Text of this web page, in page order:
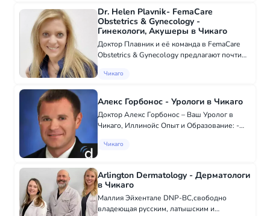
истинная...
Dr. Helen Plavnik- FemaCare
Obstetrics & Gynecology -
Гинекологи, Акушеры в Чикаго
Доктор Плавник и её команда в FemaCare
Obstetrics & Gynecology предлагают почти
первоклассной, персонализированной
получает индивид...
Чикаго
Алекс Горбонос - Урологи в Чикаго
Доктор Алекс Горбонос – Ваш Уролог в
Чикаго, Иллинойс Опыт и Образование: -
колледж Альберта Эйнштейна - Практика:
Чикаго
Arlington Dermatology - Дерматологи
в Чикаго
Маллия Эйхентале DNP-BC,свободно
владеющая русским, латышским и